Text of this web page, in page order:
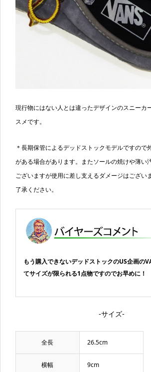
現行物にはない人とは違ったデザインのスニーカ
スメです。
＊長期保管によるデッドストックモデルですので
がある場合があります。またソールの焼けや薄い
ございますが使用に差し支えるダメージはござい
了承ください。
もう購入できないデッドストックのUS企画の
てサイズが限られる1点物ですのでお早めに！
-サイズ-
全長 26.5cm
横幅 9cm